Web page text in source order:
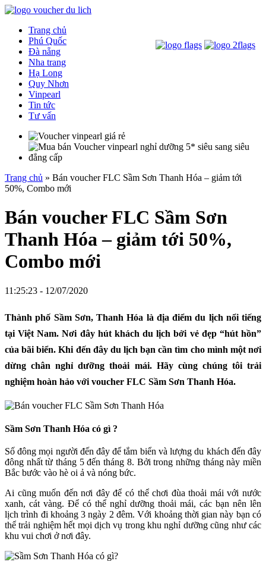
Trang chủ
Phú Quốc
Đà nẵng
Nha trang
Hạ Long
Quy Nhơn
Vinpearl
Tin tức
Tư vấn
Trang chủ » Bán voucher FLC Sầm Sơn Thanh Hóa – giảm tới
50%, Combo mới
Bán voucher FLC Sầm Sơn
Thanh Hóa – giảm tới 50%,
Combo mới
11:25:23 - 12/07/2020
Thành phố Sầm Sơn, Thanh Hóa là địa điểm du lịch nổi tiếng
tại Việt Nam. Nơi đây hút khách du lịch bởi vẻ đẹp “hút hồn”
của bãi biển. Khi đến đây du lịch bạn cần tìm cho mình một nơi
dừng chân nghỉ dưỡng thoải mái. Hãy cùng chúng tôi trải
nghiệm hoàn hảo với voucher FLC Sầm Sơn Thanh Hóa.
Sầm Sơn Thanh Hóa có gì ?
Số đông mọi người đến đây để tắm biển và lượng du khách đến đây
đông nhất từ tháng 5 đến tháng 8. Bởi trong những tháng này miền
Bắc bước vào hè oi ả và nóng bức.
Ai cũng muốn đến nơi đây để có thể chơi đùa thoải mái với nước
xanh, cát vàng. Để có thể nghỉ dưỡng thoải mái, các bạn nên lên
lịch trình đi khoảng 3 ngày 2 đêm. Với khoảng thời gian này bạn có
thể trải nghiệm hết mọi dịch vụ trong khu nghỉ dưỡng cũng như các
khu vui chơi ở nơi đây.